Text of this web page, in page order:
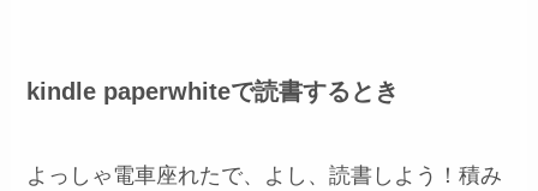
kindle paperwhiteで読書するとき
よっしゃ電車座れたで、よし、読書しよう！積み